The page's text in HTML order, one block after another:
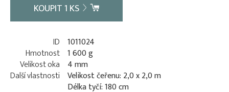
KOUPIT1 KS
ID 1011024
Hmotnost 1 600 g
Velikost oka
4 mm
Další vlastnosti Velikost čeřenu: 2,0 x 2,0 m
Délka tyčí: 180 cm